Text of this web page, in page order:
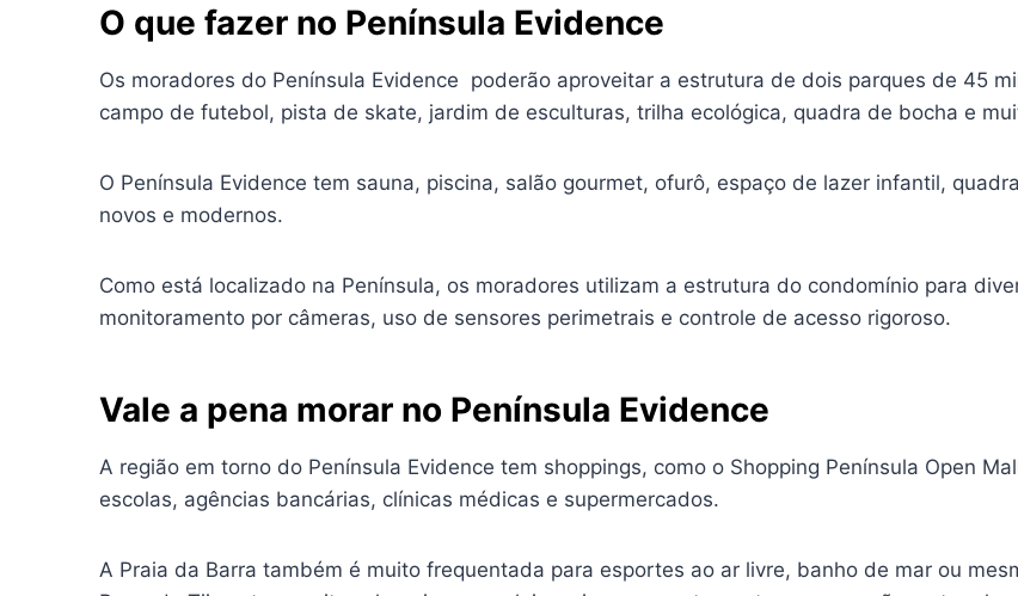
O que fazer no Península Evidence
Os moradores do Península Evidence poderão aproveitar a estrutura de dois parques de 45
campo de futebol, pista de skate, jardim de esculturas, trilha ecológica, quadra de bocha e
O Península Evidence tem sauna, piscina, salão gourmet, ofurô, espaço de lazer infantil,
novos e modernos.
Como está localizado na Península, os moradores utilizam a estrutura do condomínio para
monitoramento por câmeras, uso de sensores perimetrais e controle de acesso rigoroso.
Vale a pena morar no Península Evidence
A região em torno do Península Evidence tem shoppings, como o Shopping Península Open
escolas, agências bancárias, clínicas médicas e supermercados.
A Praia da Barra também é muito frequentada para esportes ao ar livre, banho de mar ou